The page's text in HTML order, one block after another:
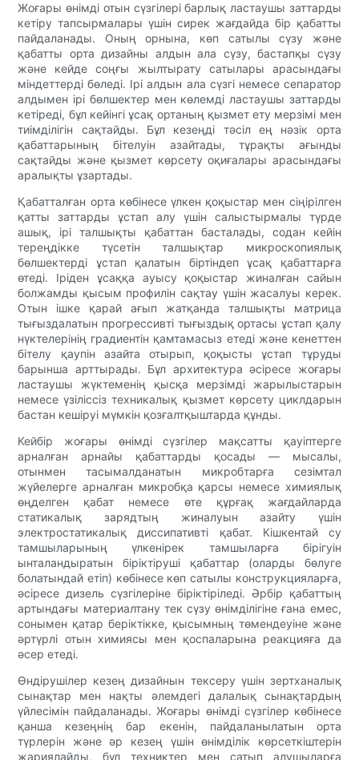
Жоғары өнімді отын сүзгілері барлық ластаушы заттарды
кетіру тапсырмалары үшін сирек жағдайда бір қабатты
пайдаланады. Оның орнына, көп сатылы сүзу және
қабатты орта дизайны алдын ала сүзу, бастапқы сүзу
және кейде соңғы жылтырату сатылары арасындағы
міндеттерді бөледі. Ірі алдын ала сүзгі немесе сепаратор
алдымен ірі бөлшектер мен көлемді ластаушы заттарды
кетіреді, бұл кейінгі ұсақ ортаның қызмет ету мерзімі мен
тиімділігін сақтайды. Бұл кезеңді тәсіл ең нәзік орта
қабаттарының бітелуін азайтады, тұрақты ағынды
сақтайды және қызмет көрсету оқиғалары арасындағы
аралықты ұзартады.
Қабатталған орта көбінесе үлкен қоқыстар мен сіңірілген
қатты заттарды ұстап алу үшін салыстырмалы түрде
ашық, ірі талшықты қабаттан басталады, содан кейін
тереңдікке түсетін талшықтар микроскопиялық
бөлшектерді ұстап қалатын біртіндеп ұсақ қабаттарға
өтеді. Іріден ұсаққа ауысу қоқыстар жиналған сайын
болжамды қысым профилін сақтау үшін жасалуы керек.
Отын ішке қарай ағып жатқанда талшықты матрица
тығыздалатын прогрессивті тығыздық ортасы ұстап қалу
нүктелерінің градиентін қамтамасыз етеді және кенеттен
бітелу қаупін азайта отырып, қоқысты ұстап тұруды
барынша арттырады. Бұл архитектура әсіресе жоғары
ластаушы жүктеменің қысқа мерзімді жарылыстарын
немесе үзіліссіз техникалық қызмет көрсету циклдарын
бастан кешіруі мүмкін қозғалтқыштарда құнды.
Кейбір жоғары өнімді сүзгілер мақсатты қауіптерге
арналған арнайы қабаттарды қосады — мысалы,
отынмен тасымалданатын микробтарға сезімтал
жүйелерге арналған микробқа қарсы немесе химиялық
өңделген қабат немесе өте құрғақ жағдайларда
статикалық зарядтың жиналуын азайту үшін
электростатикалық диссипативті қабат. Кішкентай су
тамшыларының үлкенірек тамшыларға бірігуін
ынталандыратын біріктіруші қабаттар (оларды бөлуге
болатындай етіп) көбінесе көп сатылы конструкцияларға,
әсіресе дизель сүзгілеріне біріктіріледі. Әрбір қабаттың
артындағы материалтану тек сүзу өнімділігіне ғана емес,
сонымен қатар беріктікке, қысымның төмендеуіне және
әртүрлі отын химиясы мен қоспаларына реакцияға да
әсер етеді.
Өндірушілер кезең дизайнын тексеру үшін зертханалық
сынақтар мен нақты әлемдегі далалық сынақтардың
үйлесімін пайдаланады. Жоғары өнімді сүзгілер көбінесе
қанша кезеңнің бар екенін, пайдаланылатын орта
түрлерін және әр кезең үшін өнімділік көрсеткіштерін
жариялайды, бұл техниктер мен сатып алушыларға